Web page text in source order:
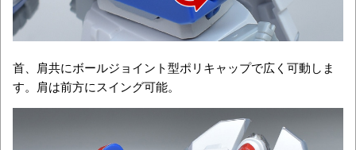
首、肩共にボールジョイント型ポリキャップで広く可動しま
す。肩は前方にスイング可能。